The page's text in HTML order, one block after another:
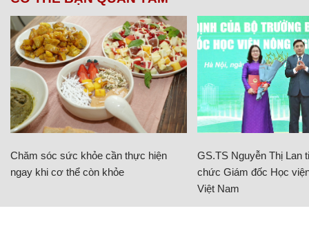
Chăm sóc sức khỏe cần thực hiện
ngay khi cơ thể còn khỏe
GS.TS Nguyễn Thị Lan
chức Giám đốc Học
Việt Nam